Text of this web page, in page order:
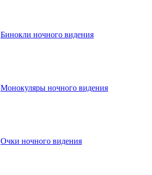
Бинокли ночного видения
Монокуляры ночного видения
Очки ночного видения